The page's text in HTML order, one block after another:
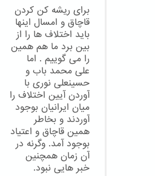
برای ریشه کن کردن
قاچاق و امسال اینها
باید اختلاف ها را از
بین برد ما هم همین
را می گوییم . اما
علی محمد باب و
حسینعلی نوری با
آوردن آیین اختلاف را
میان ایرانیان بوجود
آوردند و بخاطر
همین قاچاق و اعتیاد
بوجود آمد. وگرنه در
آن زمان همچنین
خبر هایی نبود.